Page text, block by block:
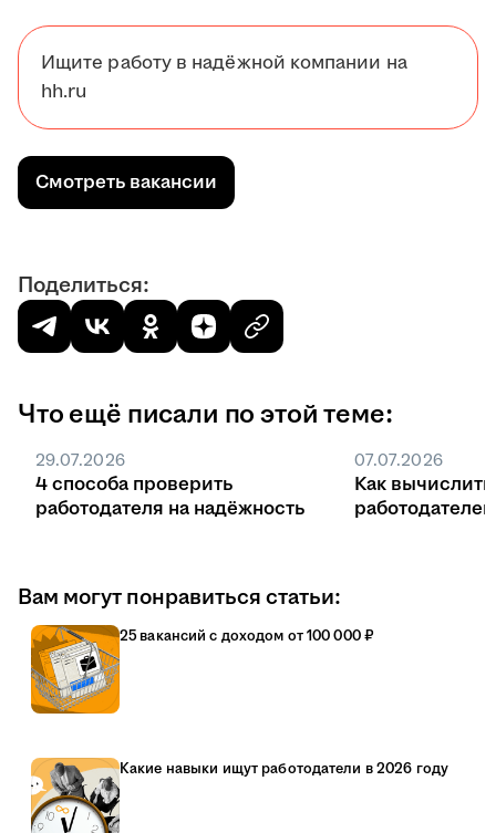
Ищите работу в надёжной компании на
hh.ru
Смотреть вакансии
Поделиться:
Что ещё писали по этой теме:
29.07.2026
4 способа проверить
работодателя на надёжность
07.07.2026
Как вычислить
Вам могут понравиться статьи:
25 вакансий с доходом от 100 000 ₽
Какие навыки ищут работодатели в 2026 году